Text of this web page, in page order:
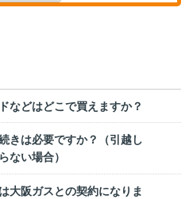
などはどこで買えますか？
きは必要ですか？（引越し
ない場合）
大阪ガスとの契約になりま